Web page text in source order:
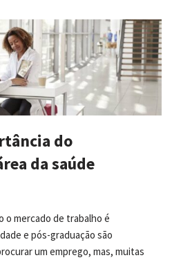
do
da saúde
o mercado de trabalho é
e pós-graduação são
um emprego, mas, muitas